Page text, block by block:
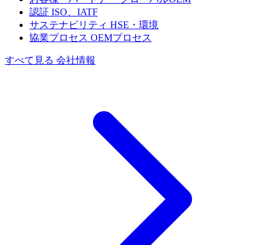
認証 ISO、IATF
サステナビリティ HSE・環境
協業プロセス OEMプロセス
すべて見る 会社情報